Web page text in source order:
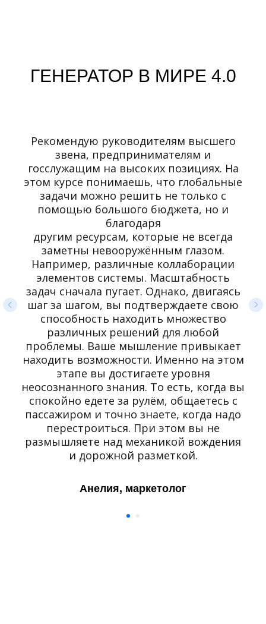
ГЕНЕРАТОР В МИРЕ 4.0
Рекомендую руководителям высшего
звена, предпринимателям и
госслужащим на высоких позициях. На
этом курсе понимаешь, что глобальные
задачи можно решить не только с
помощью большого бюджета, но и
благодаря
другим ресурсам, которые не всегда
заметны невооружённым глазом.
Например, различные коллаборации
элементов системы. Масштабность
задач сначала пугает. Однако, двигаясь
шаг за шагом, вы подтверждаете свою
способность находить множество
различных решений для любой
проблемы. Ваше мышление привыкает
находить возможности. Именно на этом
этапе вы достигаете уровня
неосознанного знания. То есть, когда вы
спокойно едете за рулём, общаетесь с
пассажиром и точно знаете, когда надо
перестроиться. При этом вы не
размышляете над механикой вождения
и дорожной разметкой.
Анелия, маркетолог